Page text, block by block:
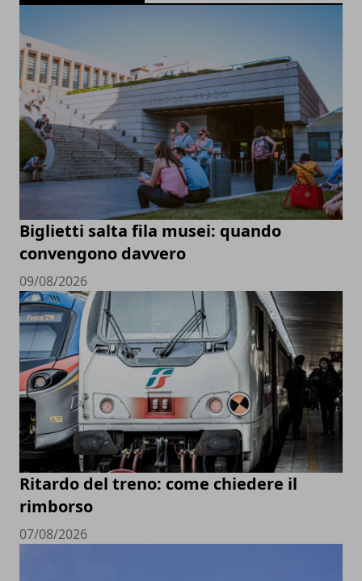
Biglietti salta fila musei: quando
convengono davvero
09/08/2026
Ritardo del treno: come chiedere il
rimborso
07/08/2026